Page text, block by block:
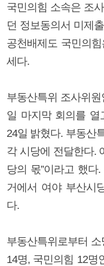
국민의힘 소속은 조
던 정보동의서 미제
공천배제도 국민의
세다.
부동산특위 조사위
일 마지막 회의를 열
24일 밝혔다. 부동산
각 시당에 전달한다.
당의 몫”이라고 했다
거에서 여야 부산시
다.
부동산특위로부터
14명, 국민의힘 12명